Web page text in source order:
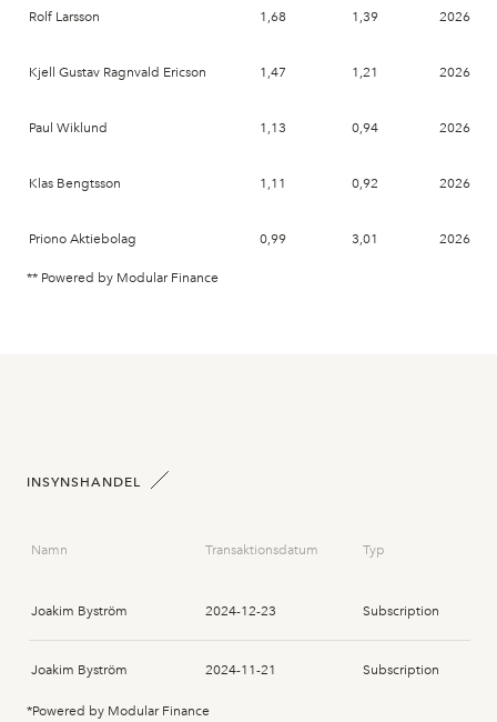
Rolf Larsson 1,68 1,39 2026-
Kjell Gustav Ragnvald Ericson 1,47 1,21 2026-
Paul Wiklund 1,13 0,94 2026-
Klas Bengtsson 1,11 0,92 2026-
Priono Aktiebolag 0,99 3,01 2026-
** Powered by Modular Finance
INSYNSHANDEL
Namn Transaktionsdatum Typ
Joakim Byström 2024-12-23 Subscription
Joakim Byström 2024-11-21 Subscription
*Powered by Modular Finance